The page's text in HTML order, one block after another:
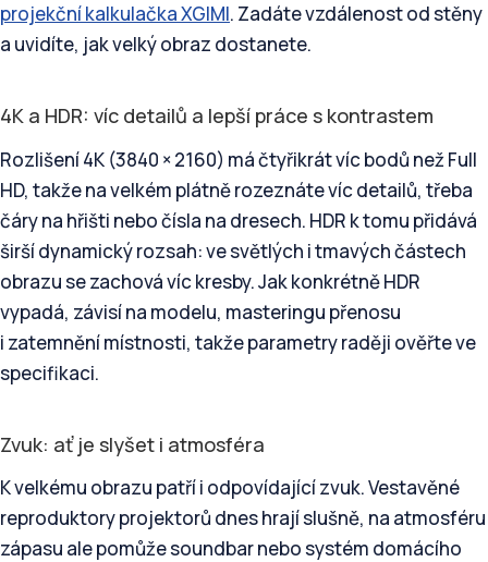
projekční kalkulačka XGIMI. Zadáte vzdálenost od stěny
a uvidíte, jak velký obraz dostanete.
4K a HDR: víc detailů a lepší práce s kontrastem
Rozlišení 4K (3840 × 2160) má čtyřikrát víc bodů než Full
HD, takže na velkém plátně rozeznáte víc detailů, třeba
čáry na hřišti nebo čísla na dresech. HDR k tomu přidává
širší dynamický rozsah: ve světlých i tmavých částech
obrazu se zachová víc kresby. Jak konkrétně HDR
vypadá, závisí na modelu, masteringu přenosu
i zatemnění místnosti, takže parametry raději ověřte ve
specifikaci.
Zvuk: ať je slyšet i atmosféra
K velkému obrazu patří i odpovídající zvuk. Vestavěné
reproduktory projektorů dnes hrají slušně, na atmosféru
zápasu ale pomůže soundbar nebo systém domácího